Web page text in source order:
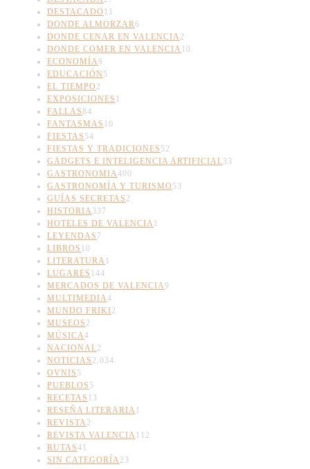
DESTACADO 11
DONDE ALMORZAR6
DONDE CENAR EN VALENCIA2
DONDE COMER EN VALENCIA10
ECONOMÍA9
EDUCACIÓN 5
EL TIEMPO 2
EXPOSICIONES 1
FALLAS84
FANTASMAS 10
FIESTAS 54
FIESTAS Y TRADICIONES 52
GADGETS E INTELIGENCIA ARTIFICIAL33
GASTRONOMIA400
GASTRONOMÍA Y TURISMO 53
GUÍAS SECRETAS 2
HISTORIA337
HOTELES DE VALENCIA1
LEYENDAS 7
LIBROS 10
LITERATURA1
LUGARES 144
MERCADOS DE VALENCIA9
MULTIMEDIA4
MUNDO FRIKI2
MUSEOS 2
MÚSICA4
NACIONAL2
NOTICIAS 2.034
OVNIS 5
PUEBLOS 5
RECETAS 13
RESEÑA LITERARIA1
REVISTA2
REVISTA VALENCIA112
RUTAS41
SIN CATEGORÍA23